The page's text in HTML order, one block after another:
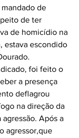
de
de ter
de homicídio na
estava escondido
foi feito o
a presença
deflagrou
na direção da
Após a
agressor,que